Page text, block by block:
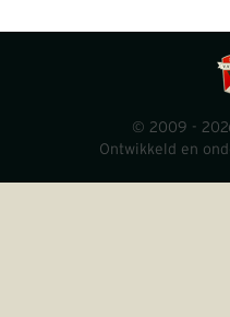
© 2009 -
Ontwikkeld en